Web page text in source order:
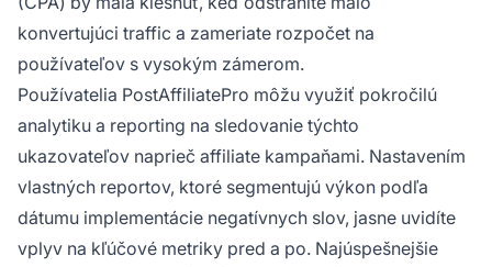
konvertujúci traffic a zameriate rozpočet na
používateľov s vysokým zámerom.
Používatelia PostAffiliatePro môžu využiť pokročilú
analytiku a reporting na sledovanie týchto
ukazovateľov naprieč affiliate kampaňami. Nastavením
vlastných reportov, ktoré segmentujú výkon podľa
dátumu implementácie negatívnych slov, jasne uvidíte
vplyv na kľúčové metriky pred a po. Najúspešnejšie